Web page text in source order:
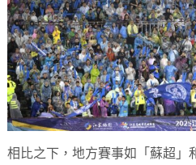
相比之下，地方賽事如「蘇超」